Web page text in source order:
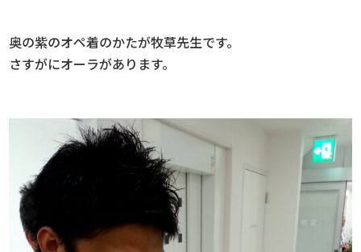
奥の紫のオペ着のかたが牧草先生です。
さすがにオーラがあります。